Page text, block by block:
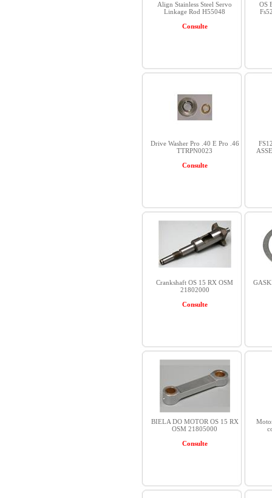
Align Stainless Steel Servo
Linkage Rod H55048
Consulte
OS
Drive Washer Pro .40 E Pro .46
TTRPN0023
Consulte
Crankshaft OS 15 RX OSM
21802000
Consulte
BIELA DO MOTOR OS 15 RX
OSM 21805000
Consulte